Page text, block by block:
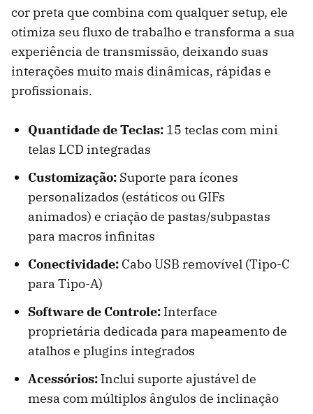
cor preta que combina com qualquer setup, ele
otimiza seu fluxo de trabalho e transforma a sua
experiência de transmissão, deixando suas
interações muito mais dinâmicas, rápidas e
profissionais.
Quantidade de Teclas: 15 teclas com mini
telas LCD integradas
Customização: Suporte para ícones
personalizados (estáticos ou GIFs
animados) e criação de pastas/subpastas
para macros infinitas
Conectividade: Cabo USB removível (Tipo-C
para Tipo-A)
Software de Controle: Interface
proprietária dedicada para mapeamento de
atalhos e plugins integrados
Acessórios: Inclui suporte ajustável de
mesa com múltiplos ângulos de inclinação